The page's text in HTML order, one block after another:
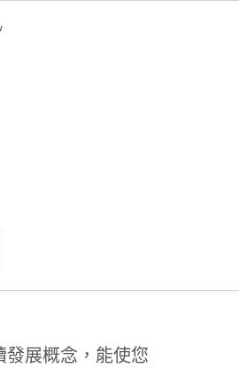
展概念，能使您